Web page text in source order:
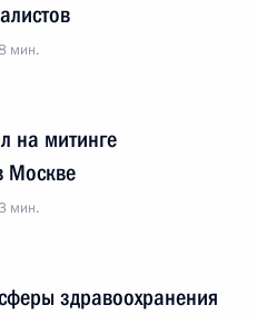
мин.
на митинге
Москве
мин.
здравоохранения